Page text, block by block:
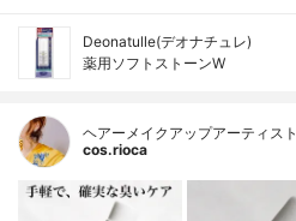
Deonatulle(デオナチュレ)
薬用ソフトストーンW
ヘアーメイクアップアーティスト
cos.rioca